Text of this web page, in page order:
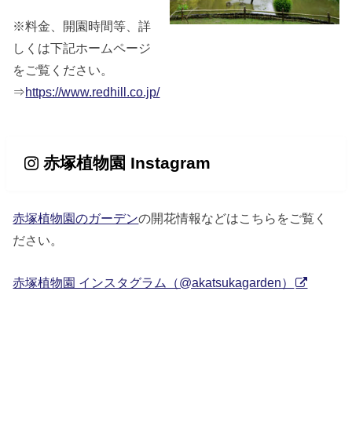
※料金、開園時間等、詳
しくは下記ホームページ
をご覧ください。
⇒https://www.redhill.co.jp/
赤塚植物園 Instagram
赤塚植物園のガーデンの開花情報などはこちらをご覧く
ださい。
赤塚植物園 インスタグラム（@akatsukagarden）